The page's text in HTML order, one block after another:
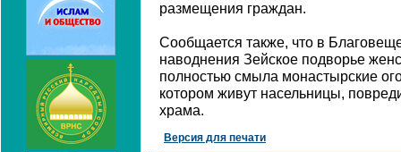
размещения граждан.
Сообщается также, что в
наводнения Зейское подворье
полностью смыла монастырские
котором живут насельницы,
храма.
Версия для печати